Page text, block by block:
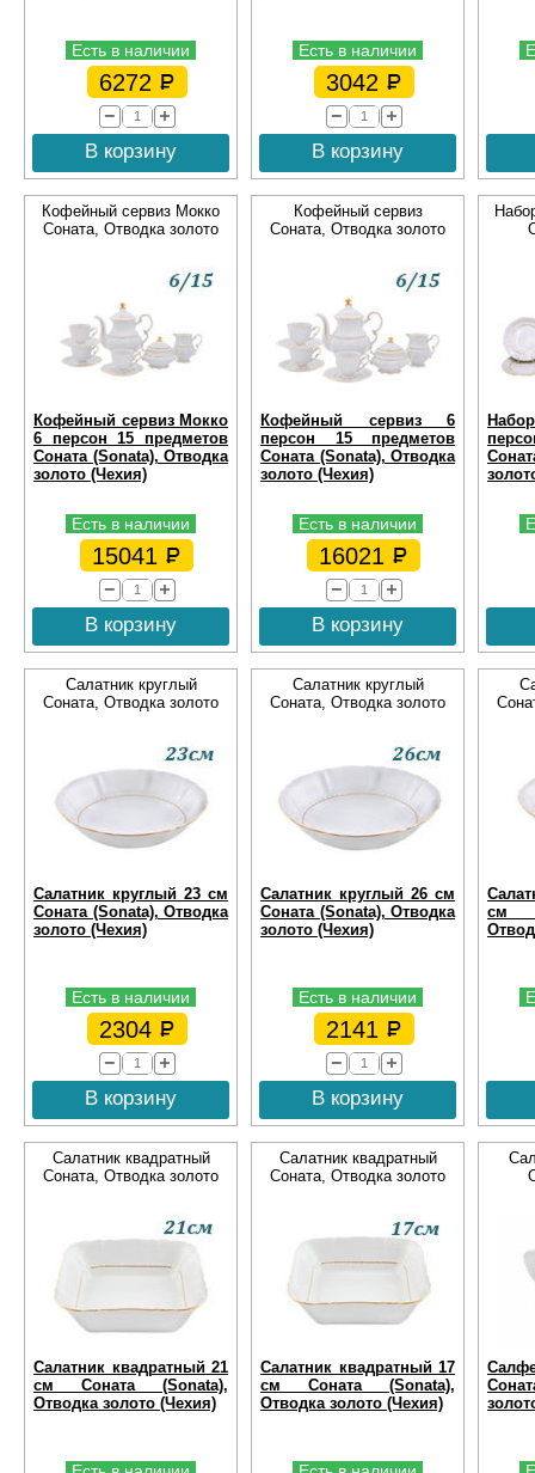
Есть в наличии
6272
В корзину
Есть в наличии
3042
В корзину
Кофейный сервиз Мокко
Соната, Отводка золото
Кофейный сервиз Мокко
6 персон 15 предметов
Соната (Sonata), Отводка
золото (Чехия)
Есть в наличии
15041
В корзину
Кофейный сервиз
Соната, Отводка золото
Кофейный сервиз 6
персон 15 предметов
Соната (Sonata), Отводка
золото (Чехия)
Есть в наличии
16021
В корзину
Салатник круглый
Соната, Отводка золото
Салатник круглый 23 см
Соната (Sonata), Отводка
золото (Чехия)
Есть в наличии
2304
В корзину
Салатник круглый
Соната, Отводка золото
Салатник круглый 26 см
Соната (Sonata), Отводка
золото (Чехия)
Есть в наличии
2141
В корзину
см
Салатник квадратный
Соната, Отводка золото
Салатник квадратный 21
см Соната (Sonata),
Отводка золото (Чехия)
Салатник квадратный
Соната, Отводка золото
Салатник квадратный 17
см Соната (Sonata),
Отводка золото (Чехия)